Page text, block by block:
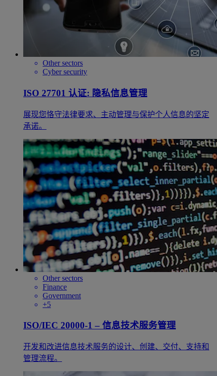
Other sectors
Cyber security
ISO 27701 认证: 隐私信息管理
展现您恪守法律要求、主动管理与保护个人信息的坚定
承诺。
Other sectors
Finance
Government
+5
ISO/IEC 20000-1 – 信息技术服务管理
开发和改进信息技术服务的设计、创建、交付、支持和
管理流程。